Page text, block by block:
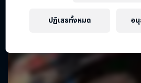
ปฏิเสธทั้งหมด อ